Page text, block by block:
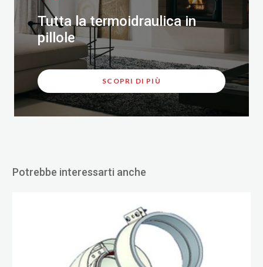
Tutta la termoidraulica in
pillole
SCOPRI DI PIÙ
Potrebbe interessarti anche